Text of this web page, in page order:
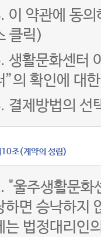
이 약관에 동
클릭)
생활문화센터
”의 확인에 대
결제방법의 선
조(계약의 성립)
"울주생활문화
하면 승낙하지
는 법정대리인